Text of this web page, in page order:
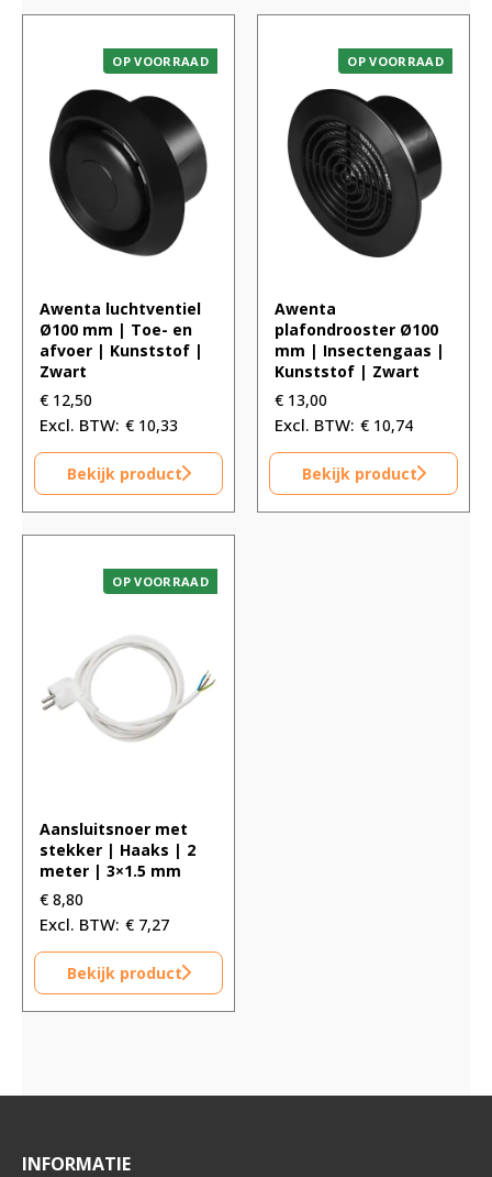
OP VOORRAAD
Awenta luchtventiel
Ø100 mm | Toe- en
afvoer | Kunststof |
Zwart
€ 12,50
€ 10,33
Bekijk product
OP VOORRAAD
Awenta
plafondrooster Ø100
mm | Insectengaas |
Kunststof | Zwart
€ 13,00
€ 10,74
Bekijk product
OP VOORRAAD
Aansluitsnoer met
stekker | Haaks | 2
meter | 3×1.5 mm
€ 8,80
€ 7,27
Bekijk product
INFORMATIE